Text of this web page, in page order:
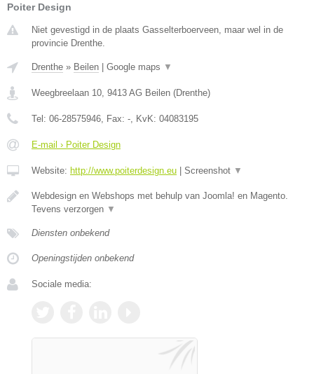
Poiter Design
Niet gevestigd in de plaats Gasselterboerveen, maar wel in de
provincie Drenthe.
Drenthe » Beilen | Google maps ▼
Weegbreelaan 10 9413 AG Beilen (Drenthe)
Tel: 06-28575946 , Fax: - , KvK: 04083195
E-mail › Poiter Design
Website: http://www.poiterdesign.eu | Screenshot ▼
Webdesign en Webshops met behulp van Joomla! en Magento.
Tevens verzorgen ▼
Diensten onbekend
Openingstijden onbekend
Sociale media: